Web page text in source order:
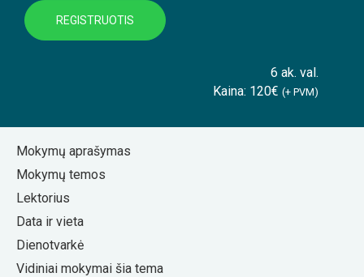
REGISTRUOTIS
6 ak. val.
Kaina: 120€ (+ PVM)
Mokymų aprašymas
Mokymų temos
Lektorius
Data ir vieta
Dienotvarkė
Vidiniai mokymai šia tema